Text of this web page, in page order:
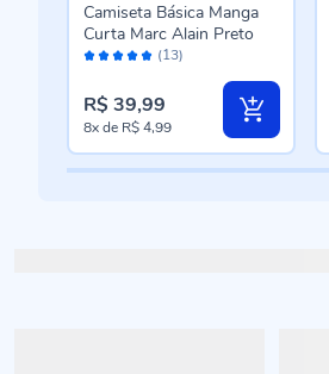
Avaliação: (13)
Camiseta Básica Manga
Curta Marc Alain Preto
R$ 39,99
8xde R$ 4,99